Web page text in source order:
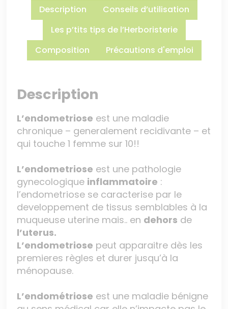
Description
Conseils d’utilisation
Les p’tits tips de l’Herboristerie
Composition
Précautions d'emploi
Description
L’endometriose est une maladie
chronique – generalement recidivante – et
qui touche 1 femme sur 10!!
L’endometriose est une pathologie
gynecologique inflammatoire :
l’endometriose se caracterise par le
developpement de tissus semblables à la
muqueuse uterine mais.. en dehors de
l’uterus.
L’endometriose peut apparaitre dès les
premieres règles et durer jusqu’à la
ménopause.
L’endométriose est une maladie bénigne